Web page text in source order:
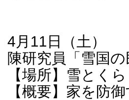
4月11日（土）
陳研究員「雪国の
【場所】雪とく
【概要】家を防